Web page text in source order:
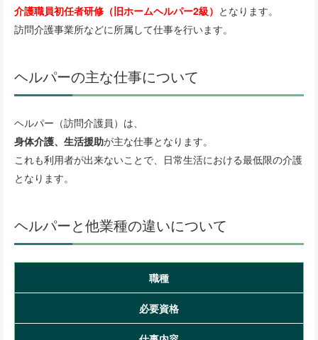
介護職員初任者研修（旧ホームヘルパー2級） となります。
訪問介護事業所などに所属して仕事を行います。
ヘルパーの主な仕事について
ヘルパー（訪問介護員）は、
身体介護、生活援助が主な仕事となります。
これも利用者が出来ないことで、日常生活における最低限の介護
となります。
ヘルパーと他業種の違いについて
職種
必要資格